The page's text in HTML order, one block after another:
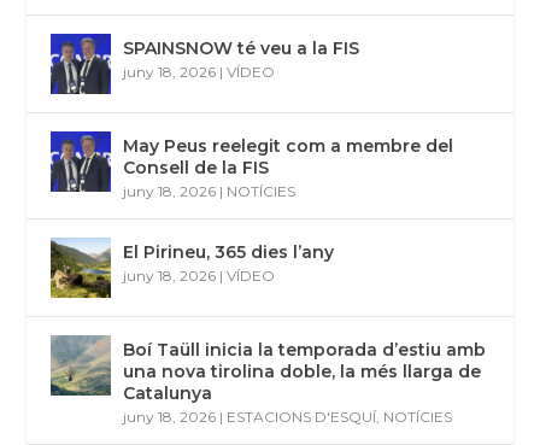
SPAINSNOW té veu a la FIS
juny 18, 2026 |VÍDEO
May Peus reelegit com a membre del
Consell de la FIS
juny 18, 2026 | NOTÍCIES
El Pirineu, 365 dies l’any
juny 18, 2026 |VÍDEO
Boí Taüll inicia la temporada d’estiu amb
una nova tirolina doble, la més llarga de
Catalunya
juny 18, 2026 | ESTACIONS D'ESQUÍ, NOTÍCIES